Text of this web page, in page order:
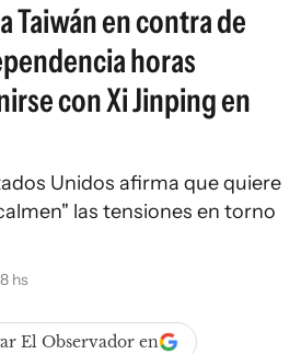
Taiwán en contra de
horas
con Xi Jinping en
Unidos afirma que quiere
las tensiones en torno
hs
El Observador en